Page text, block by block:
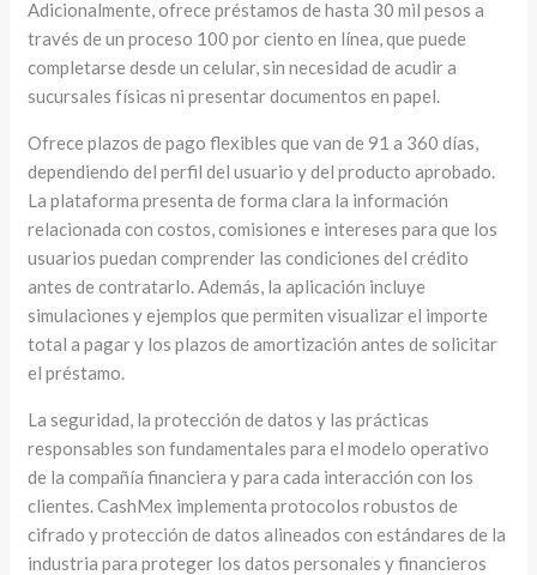
Adicionalmente, ofrece préstamos de hasta 30 mil pesos a
través de un proceso 100 por ciento en línea, que puede
completarse desde un celular, sin necesidad de acudir a
sucursales físicas ni presentar documentos en papel.
Ofrece plazos de pago flexibles que van de 91 a 360 días,
dependiendo del perfil del usuario y del producto aprobado.
La plataforma presenta de forma clara la información
relacionada con costos, comisiones e intereses para que los
usuarios puedan comprender las condiciones del crédito
antes de contratarlo. Además, la aplicación incluye
simulaciones y ejemplos que permiten visualizar el importe
total a pagar y los plazos de amortización antes de solicitar
el préstamo.
La seguridad, la protección de datos y las prácticas
responsables son fundamentales para el modelo operativo
de la compañía financiera y para cada interacción con los
clientes. CashMex implementa protocolos robustos de
cifrado y protección de datos alineados con estándares de la
industria para proteger los datos personales y financieros